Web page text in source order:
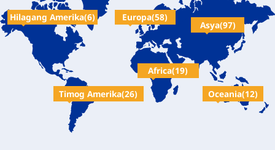
Asya(97)
Timog Amerika(26)
Hilagang Amerika(6) Europa(58)
Africa(19)
Oceania(12)